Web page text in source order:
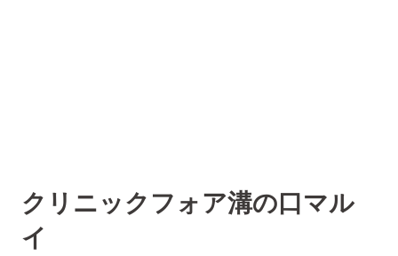
クリニックフォア溝の口マル
イ